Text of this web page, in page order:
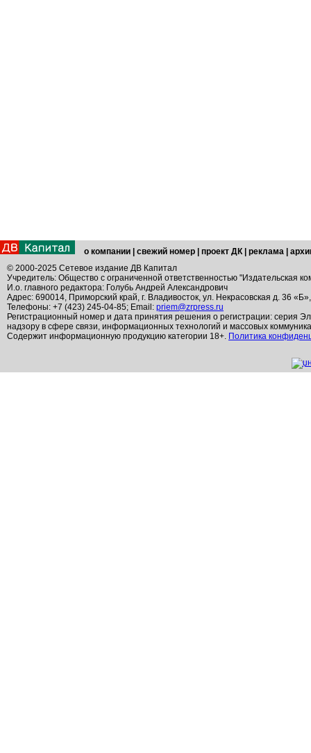
о компании свежий номер проект ДК реклама
© 2000-2025 Сетевое издание ДВ Капитал
Учредитель: Общество с ограниченной ответственностью "Издательская
И.о. главного редактора: Голубь Андрей Александрович
Адрес: 690014, Приморский край, г. Владивосток, ул. Некрасовская д. 36
Телефоны: +7 (423) 245-04-85; Email: priem@zrpress.ru
Регистрационный номер и дата принятия решения о регистрации: серия
надзору в сфере связи, информационных технологий и массовых
Содержит информационную продукцию категории 18+. Политика